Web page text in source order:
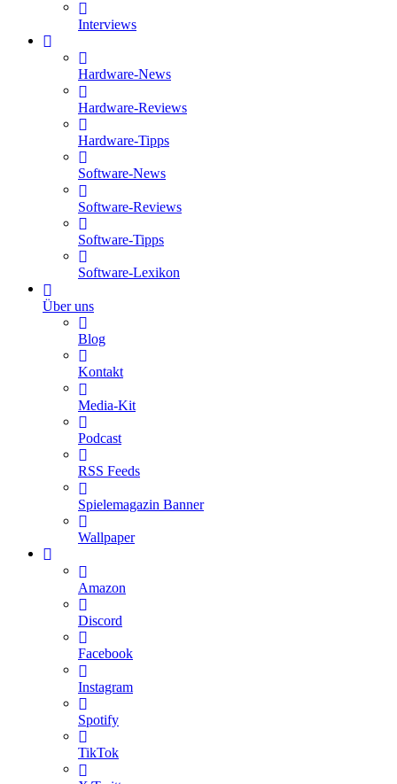
Interviews
Hardware-News
Hardware-Reviews
Hardware-Tipps
Software-News
Software-Reviews
Software-Tipps
Software-Lexikon
Über uns
Blog
Kontakt
Media-Kit
Podcast
RSS Feeds
Spielemagazin Banner
Wallpaper
Amazon
Discord
Facebook
Instagram
Spotify
TikTok